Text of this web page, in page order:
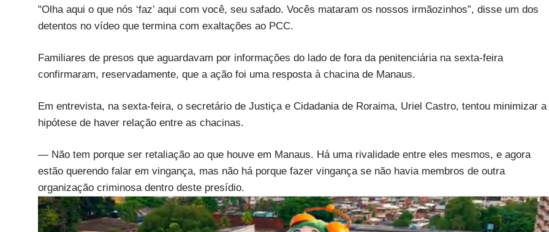
"Olha aqui o que nós ‘faz’ aqui com você, seu safado. Vocês mataram os nossos irmãozinhos”, disse um dos
detentos no vídeo que termina com exaltações ao PCC.
Familiares de presos que aguardavam por informações do lado de fora da penitenciária na sexta-feira
confirmaram, reservadamente, que a ação foi uma resposta à chacina de Manaus.
Em entrevista, na sexta-feira, o secretário de Justiça e Cidadania de Roraima, Uriel Castro, tentou minimizar a
hipótese de haver relação entre as chacinas.
— Não tem porque ser retaliação ao que houve em Manaus. Há uma rivalidade entre eles mesmos, e agora
estão querendo falar em vingança, mas não há porque fazer vingança se não havia membros de outra
organização criminosa dentro deste presídio.